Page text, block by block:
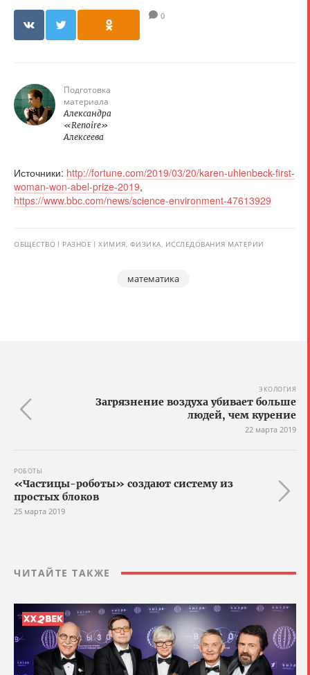
0
Подготовка
материала
Александра
«Renoire»
Алексеева
Источники: http://fortune.com/2019/03/20/karen-uhlenbeck-first-
woman-won-abel-prize-2019,
https://www.bbc.com/news/science-environment-47613929
ОБЩЕСТВО РАЗНОЕ ХИМИЯ, ФИЗИКА, ИССЛЕДОВАНИЯ МАТЕРИИ
математика
ЭКОЛОГИЯ
Загрязнение воздуха убивает больше
людей, чем курение
22 марта 2019
РОБОТЫ
«Частицы-роботы» создают систему из
простых блоков
25 марта 2019
ЧИТАЙТЕ ТАКЖЕ